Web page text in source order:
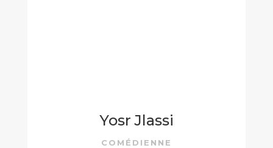
Yosr Jlassi
COMÉDIENNE